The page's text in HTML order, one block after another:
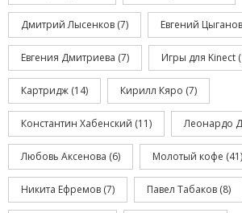
Дмитрий Лысенков (7) Евгений Цыганов
Евгения Дмитриева (7) Игры для Kinect
Картридж (14) Кирилл Кяро (7)
Константин Хабенский (11) Леонардо
Любовь Аксенова (6) Молотый кофе (41)
Никита Ефремов (7) Павел Табаков (8)